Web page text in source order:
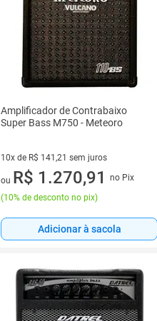
Amplificador de Contrabaixo
Super Bass M750 - Meteoro
10x de R$ 141,21 sem juros
10 vez de R$ 141,21 sem juros
ou R$ 1.270,91
no Pix
(10% de desconto no pix)
Adicionar à sacola